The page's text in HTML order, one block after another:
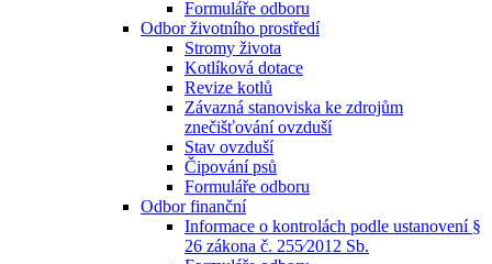
Formuláře odboru
Odbor životního prostředí
Stromy života
Kotlíková dotace
Revize kotlů
Závazná stanoviska ke zdrojům
znečišťování ovzduší
Stav ovzduší
Čipování psů
Formuláře odboru
Odbor finanční
Informace o kontrolách podle ustanovení §
26 zákona č. 255⁄2012 Sb.